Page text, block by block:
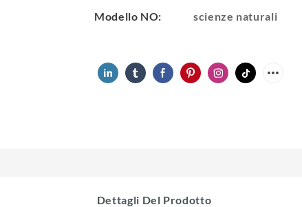
Modello NO:
scienze naturali
Dettagli Del Prodotto